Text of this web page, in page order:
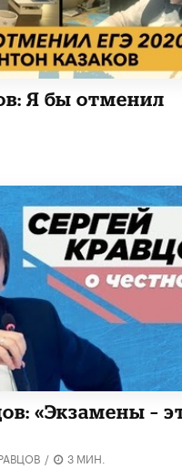
Я бы отменил
«Экзамены –
/ 3 МИН.